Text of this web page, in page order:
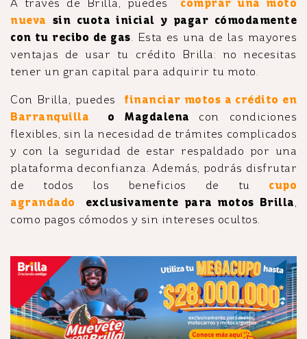
A través de Brilla, puedes comprar una moto
nueva sin cuota inicial y pagar cómodamente
con tu recibo de gas. Esta es una de las mayores
ventajas de usar tu crédito Brilla: no necesitas
tener un gran capital para adquirir tu moto.
Con Brilla, puedes financiar motos a crédito en
Barranquilla
o Magdalena con condiciones
flexibles, sin la necesidad de trámites complicados
y con la seguridad de estar respaldado por una
plataforma deconfianza. Además, podrás disfrutar
de todos los beneficios de tu cupo
agrandado
exclusivamente para motos Brilla,
como pagos cómodos y sin intereses ocultos.